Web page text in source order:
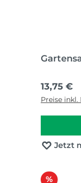
13,75 €
Preise inkl.
Jetzt
%Rabatt